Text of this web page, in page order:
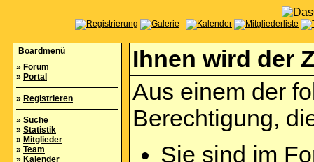
Boardmenü
» Forum
» Portal
» Registrieren
» Suche
» Statistik
» Mitglieder
» Team
» Kalender
Ihnen wird der
Aus einem der
Berechtigung,
Sie sind im